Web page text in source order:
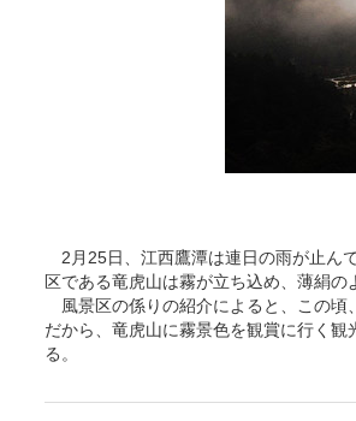
2月25日、 江西鷹潭は連日の雨が止ん
区である竜虎山は霧が立ち込め、薄絹
風景区の係りの紹介によると、この
だから、竜虎山に霧景色を観賞に行く
る。